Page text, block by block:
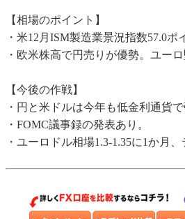
【相場のポイント】
・米12月ISM製造業景況指数57.0ポ
・欧米株高で円売りが優勢。ユー
【今後の作戦】
・円と米ドルは今年も低金利通貨
・FOMC議事録の発表あり。
・ユーロドル相場1.3-1.35に1か月